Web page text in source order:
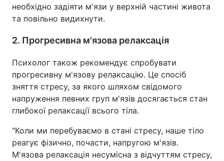
необхідно задіяти м'язи у верхній частині живота
та повільно видихнути.
2. Прогресивна м'язова релаксація
Психолог також рекомендує спробувати
прогресивну м'язову релаксацію. Це спосіб
зняття стресу, за якого шляхом свідомого
напруження певних груп м'язів досягається стан
глибокої релаксації всього тіла.
"Коли ми перебуваємо в стані стресу, наше тіло
реагує фізично, почасти, напругою м'язів.
М'язова релаксація несумісна з відчуттям стресу,